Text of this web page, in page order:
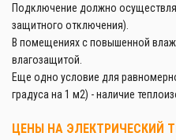
Подключение должно
защитного отключения).
В помещениях с повышенной
влагозащитой.
Еще одно условие для
градуса на 1 м2) - наличие
ЦЕНЫ НА ЭЛЕКТРИЧЕСКИЙ